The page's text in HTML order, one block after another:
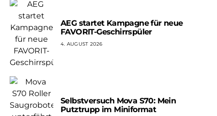
AEG startet Kampagne für neue
FAVORIT-Geschirrspüler
4. AUGUST 2026
Selbstversuch Mova S70: Mein
Putztrupp im Miniformat